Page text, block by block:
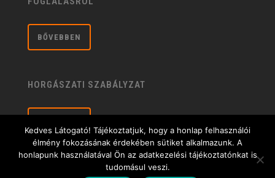
BŐVEBBEN
HORGÁSZATI SZABÁLYZAT
| © 2020 Sárberki Horgásztó és Szabadidőközpont |
Kedves Látogató! Tájékoztatjuk, hogy a honlap felhasználói
élmény fokozásának érdekében sütiket alkalmazunk. A
honlapunk használatával Ön az adatkezelési tájékoztatónkat is
tudomásul veszi.